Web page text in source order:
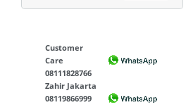
Customer
Care
08111828766
Zahir Jakarta
08119866999